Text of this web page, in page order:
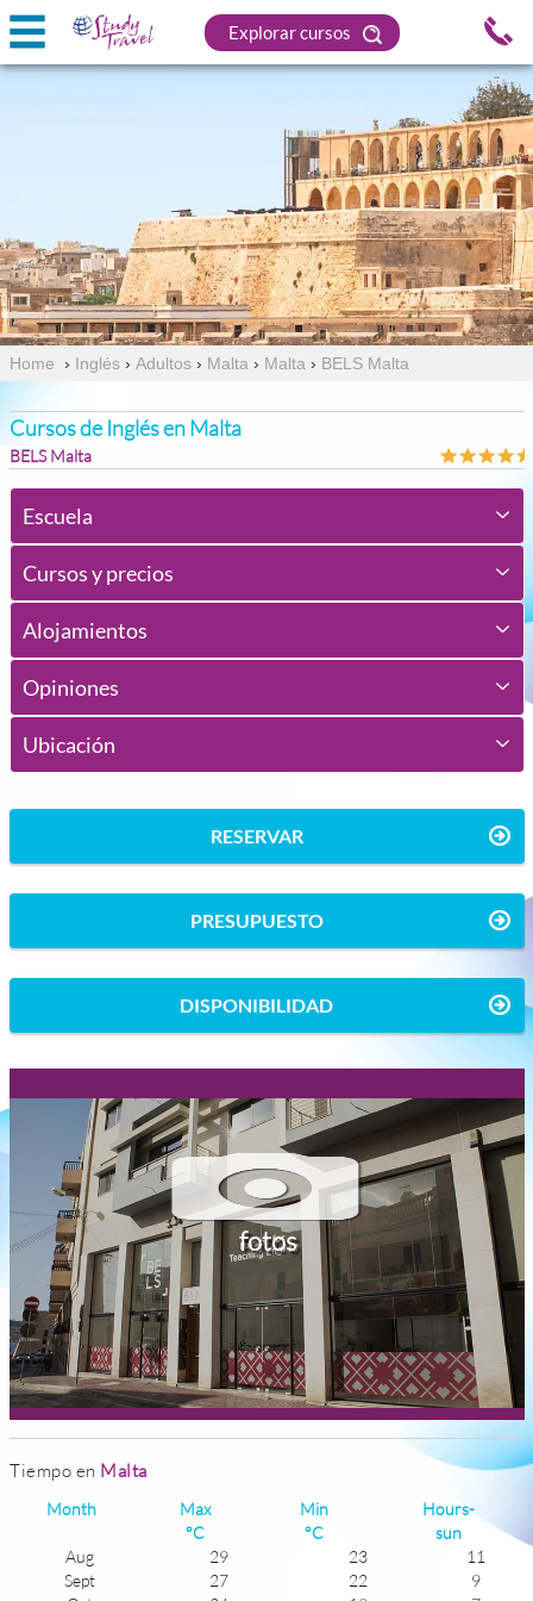
Explorar cursos
Home › Inglés › Adultos › Malta › Malta › BELS Malta
Cursos de Inglés en Malta
BELS Malta
Escuela
Cursos y precios
Alojamientos
Opiniones
Ubicación
RESERVAR
PRESUPUESTO
DISPONIBILIDAD
fotos
Tiempo en Malta
Month
Max
°C
Min
°C
Hours-
sun
Aug
29 23
11
Sept
27 22
9